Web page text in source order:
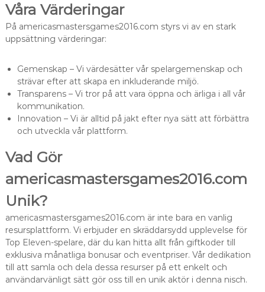
Våra Värderingar
På americasmastersgames2016.com styrs vi av en stark
uppsättning värderingar:
Gemenskap – Vi värdesätter vår spelargemenskap och
strävar efter att skapa en inkluderande miljö.
Transparens – Vi tror på att vara öppna och ärliga i all vår
kommunikation.
Innovation – Vi är alltid på jakt efter nya sätt att förbättra
och utveckla vår plattform.
Vad Gör
americasmastersgames2016.com
Unik?
americasmastersgames2016.com är inte bara en vanlig
resursplattform. Vi erbjuder en skräddarsydd upplevelse för
Top Eleven-spelare, där du kan hitta allt från giftkoder till
exklusiva månatliga bonusar och eventpriser. Vår dedikation
till att samla och dela dessa resurser på ett enkelt och
användarvänligt sätt gör oss till en unik aktör i denna nisch.